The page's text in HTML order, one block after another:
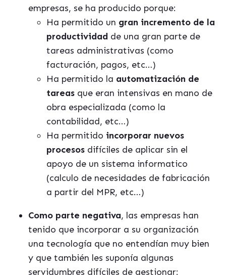
empresas, se ha producido porque:
Ha permitido un gran incremento de la
productividad de una gran parte de
tareas administrativas (como
facturación, pagos, etc…)
Ha permitido la automatización de
tareas que eran intensivas en mano de
obra especializada (como la
contabilidad, etc…)
Ha permitido incorporar nuevos
procesos difíciles de aplicar sin el
apoyo de un sistema informatico
(calculo de necesidades de fabricación
a partir del MPR, etc…)
Como parte negativa, las empresas han
tenido que incorporar a su organización
una tecnología que no entendían muy bien
y que también les suponía algunas
servidumbres difíciles de gestionar: